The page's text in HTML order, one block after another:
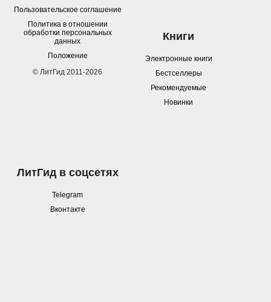
Пользовательское соглашение
Политика в отношении
обработки персональных
данных
Положение
© ЛитГид 2011-2026
Книги
Электронные книги
Бестселлеры
Рекомендуемые
Новинки
ЛитГид в соцсетях
Telegram
Вконтакте